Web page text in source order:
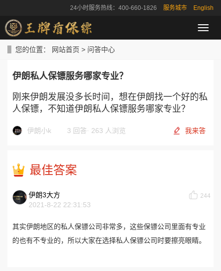
24小时服务热线：400-660-1826 服务城市 English
导
航
您的位置： 网站首页 > 问答中心
伊朗私人保镖服务哪家专业？
刚来伊朗发展没多长时间，想在伊朗找一个好的私
人保镖，不知道伊朗私人保镖服务哪家专业？
伊朗小k 3 回答· 263 人浏览 我来答
最佳答案
伊朗3大方
2021-8-22 22:31:53
244
其实伊朗地区的私人保镖公司非常多，这些保镖公司里面有专业
的也有不专业的，所以大家在选择私人保镖公司时要擦亮眼睛。